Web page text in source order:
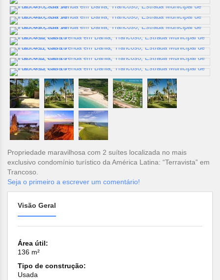
Propriedade maravilhosa com 2 suítes localizada no mais
exclusivo condomínio turístico da América Latina: “Terravista” em
Trancoso.
Seja o primeiro a escrever um comentário!
Visão Geral
Área útil:
136 m²
Tipo de construção:
Usada